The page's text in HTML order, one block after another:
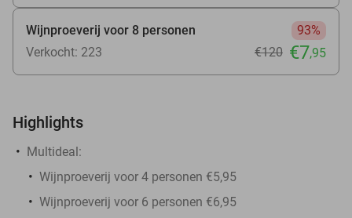
Wijnproeverij voor 8 personen
93%
Verkocht: 223
€120 €7,95
Highlights
Multideal:
Wijnproeverij voor 4 personen €5,95
Wijnproeverij voor 6 personen €6,95